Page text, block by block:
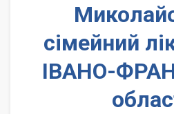
сімейний
ІВАНО-